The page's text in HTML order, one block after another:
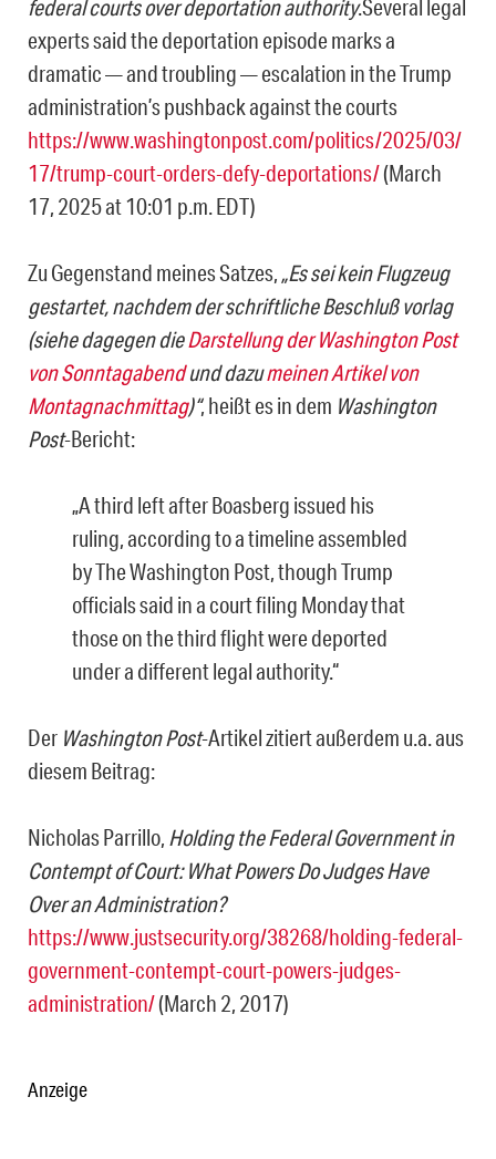
federal courts over deportation authority.Several legal
experts said the deportation episode marks a
dramatic — and troubling — escalation in the Trump
administration’s pushback against the courts
https://www.washingtonpost.com/politics/2025/03/
17/trump-court-orders-defy-deportations/(March
17, 2025 at 10:01 p.m. EDT)
Zu Gegenstand meines Satzes, „Es sei kein Flugzeug
gestartet, nachdem der schriftliche Beschluß vorlag
(siehe dagegen dieDarstellung derWashington Post
von Sonntagabendund dazumeinen Artikel von
Montagnachmittag)“, heißt es in dem Washington
Post-Bericht:
„A third left after Boasberg issued his
ruling, according to a timeline assembled
by The Washington Post, though Trump
officials said in a court filing Monday that
those on the third flight were deported
under a different legal authority.“
Der Washington Post-Artikel zitiert außerdem u.a. aus
diesem Beitrag:
Nicholas Parrillo, Holding the Federal Government in
Contempt of Court: What Powers Do Judges Have
Over an Administration?
https://www.justsecurity.org/38268/holding-federal-
government-contempt-court-powers-judges-
administration/(March 2, 2017)
Anzeige